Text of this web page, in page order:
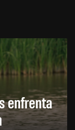
enfrenta